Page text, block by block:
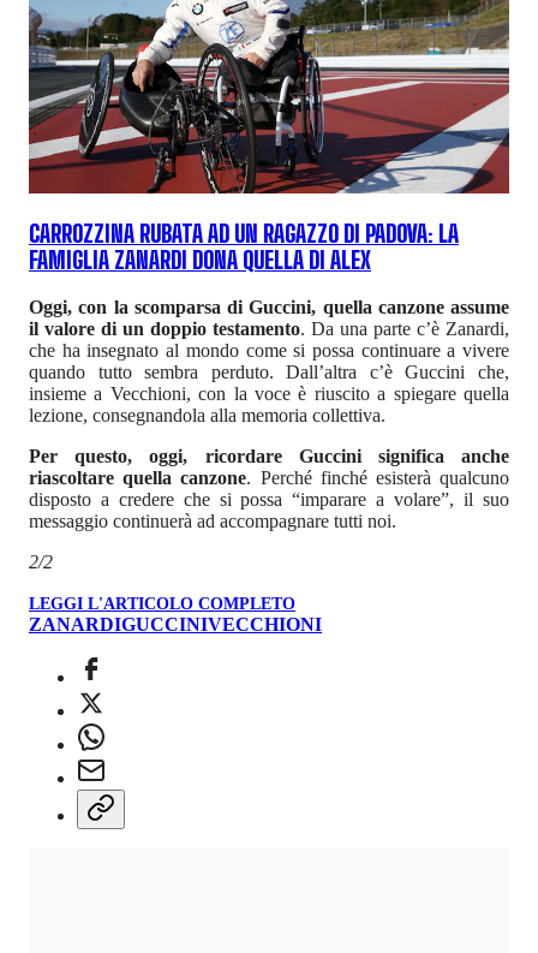
CARROZZINA RUBATA AD UN RAGAZZO DI PADOVA: LA
FAMIGLIA ZANARDI DONA QUELLA DI ALEX
Oggi, con la scomparsa di Guccini, quella canzone assume
il valore di un doppio testamento. Da una parte c’è Zanardi,
che ha insegnato al mondo come si possa continuare a vivere
quando tutto sembra perduto. Dall’altra c’è Guccini che,
insieme a Vecchioni, con la voce è riuscito a spiegare quella
lezione, consegnandola alla memoria collettiva.
Per questo, oggi, ricordare Guccini significa anche
riascoltare quella canzone. Perché finché esisterà qualcuno
disposto a credere che si possa “imparare a volare”, il suo
messaggio continuerà ad accompagnare tutti noi.
2/2
LEGGI L'ARTICOLO COMPLETO
ZANARDIGUCCINIVECCHIONI